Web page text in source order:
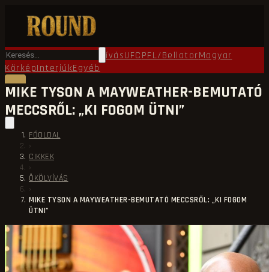
FőoldalRound TV ÖkölvívásUFCPFL/BellatorMagyar
KörképInterjúkEgyéb
MIKE TYSON A MAYWEATHER-BEMUTATÓ
MECCSRŐL: „KI FOGOM ÜTNI”
FŐOLDAL
›
CIKKEK
›
ÖKÖLVÍVÁS
›
MIKE TYSON A MAYWEATHER-BEMUTATÓ MECCSRŐL: „KI FOGOM
ÜTNI”